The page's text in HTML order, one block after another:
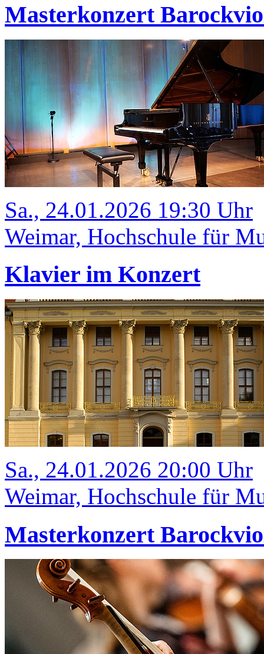
Masterkonzert
Sa., 24.01.2026 19:30 Uhr
Weimar, Hochschule für
Klavier im Konzert
Sa., 24.01.2026 20:00 Uhr
Weimar, Hochschule für
Masterkonzert